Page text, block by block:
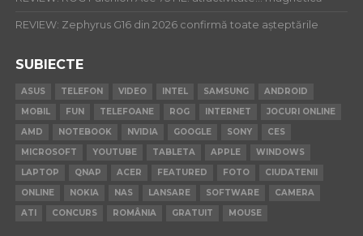
REVIEW: Zephyrus G16 din 2026 confirmă toate așteptările
SUBIECTE
ASUS TELEFON VIDEO INTEL SAMSUNG
ANDROID
MOBIL
FUN TELEFOANE ROG INTERNET
JOCURI ONLINE
AMD
NOTEBOOK NVIDIA GOOGLE SONY
CES
MICROSOFT
YOUTUBE TABLETA APPLE
WINDOWS
LAPTOP
QNAP ACER FEATURED FOTO
CIUDATENII
ONLINE
NOKIA NAS LANSARE SOFTWARE
CAMERA
ATI
CONCURS ROMÂNIA GRATUIT MOUSE